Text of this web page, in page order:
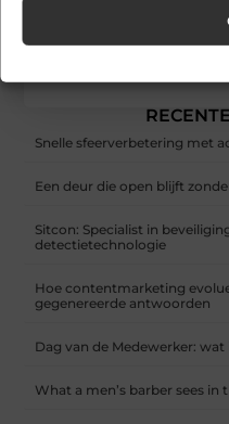
Snelle sfeerverbetering met
Een deur die open blijft
Sitcon: Specialist in
detectietechnologie
Hoe contentmarketing
gegenereerde antwoorden
Dag van de Medewerker:
What a men’s barber sees in